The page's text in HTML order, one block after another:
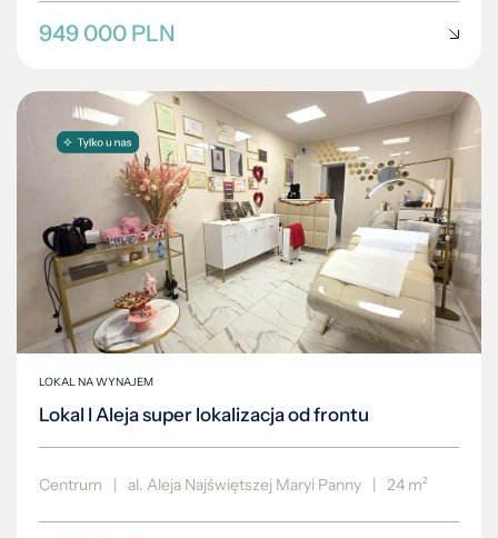
949 000 PLN
LOKAL NA WYNAJEM
Lokal I Aleja super lokalizacja od frontu
Centrum | al. Aleja Najświętszej Maryi Panny | 24 m²